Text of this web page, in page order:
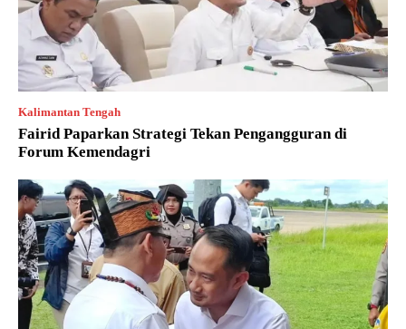
Kalimantan Tengah
Fairid Paparkan Strategi Tekan Pengangguran di
Forum Kemendagri